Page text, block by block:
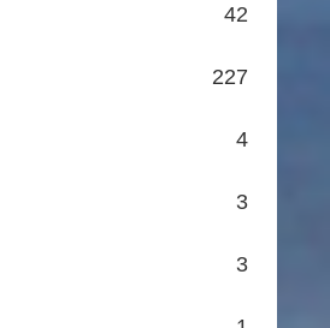
42
227
4
3
3